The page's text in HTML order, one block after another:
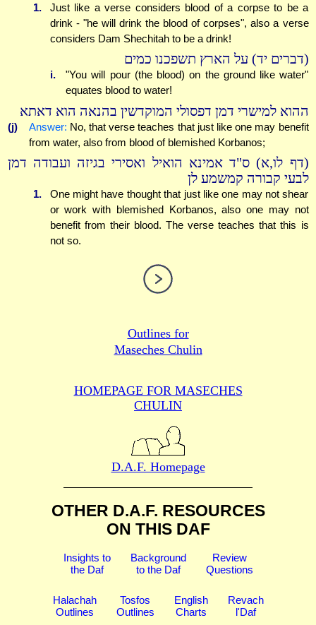
1.
Just like a verse considers blood of a corpse to be a
drink - "he will drink the blood of corpses", also a verse
considers Dam Shechitah to be a drink!
(דברים יד) על הארץ תשפכנו כמים
i.
"You will pour (the blood) on the ground like water"
equates blood to water!
ההוא למישרי דמן דפסולי המוקדשין בהנאה הוא דאתא
(j) Answer: No, that verse teaches that just like one may benefit
from water, also from blood of blemished Korbanos;
(דף לו,א) ס"ד אמינא הואיל ואסירי בגיזה ועבודה דמן
לבעי קבורה קמשמע לן
1.
One might have thought that just like one may not shear
or work with blemished Korbanos, also one may not
benefit from their blood. The verse teaches that this is
not so.
Outlines for
Maseches Chulin
HOMEPAGE FOR MASECHES
CHULIN
D.A.F. Homepage
OTHER D.A.F. RESOURCES
ON THIS DAF
Insights to
the Daf
Background
to the Daf
Review
Questions
Halachah
Outlines
Tosfos
Outlines
English
Charts
Revach
l'Daf